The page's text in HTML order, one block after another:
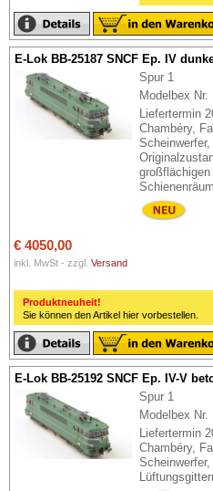
E-Lok BB-25187 SNCF Ep. IV
Spur 1
Modelbex Nr.
Liefertermin
Chambéry,
€ 4050,00
inkl. MwSt - zzgl. Versand
Produktneuheit!
Sie können den Artikel hier vorbestellen.
E-Lok BB-25192 SNCF Ep. IV-V
Spur 1
Modelbex Nr.
Liefertermin
Chambéry,